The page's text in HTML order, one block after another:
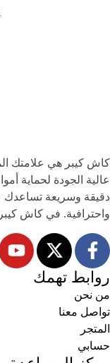
كاش كيبر هي علامتك
عالية الجودة لحماية
دقيقة وسريعة تساعدك
واحترافية. في كاش
روابط تهمك
من نحن
تواصل معنا
المتجر
حسابي